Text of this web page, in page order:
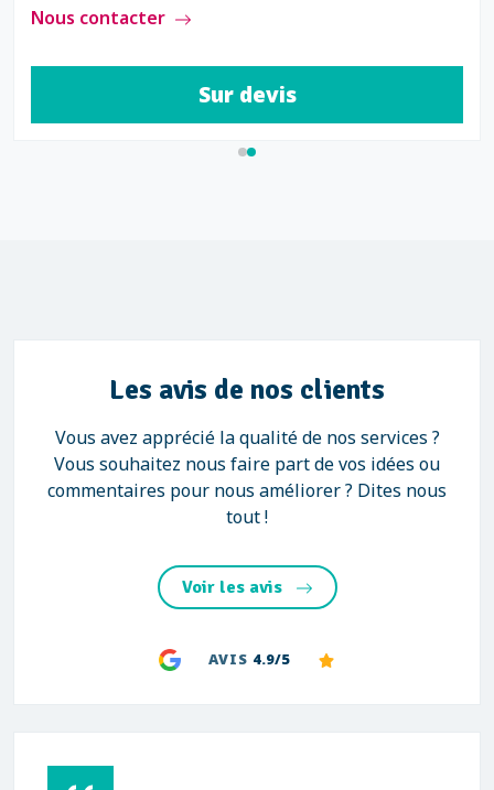
Les avis de nos clients
Vous avez apprécié la qualité de nos services ?
Vous souhaitez nous faire part de vos idées ou
commentaires pour nous améliorer ? Dites nous
tout !
Voir les avis
AVIS 4.9/5